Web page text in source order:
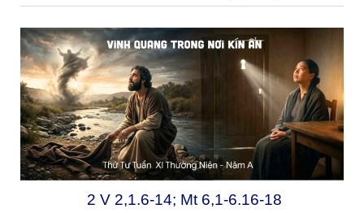
2 V 2,1.6-14; Mt 6,1-6.16-18